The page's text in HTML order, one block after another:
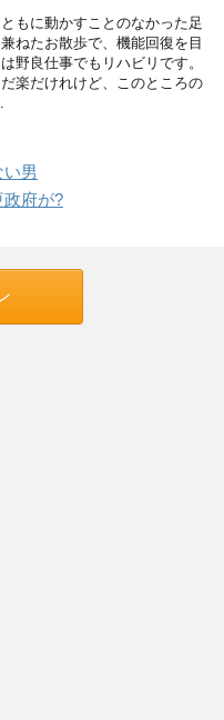
もに動かすことのなかった足
ねたお散歩で、機能回復を目
野良仕事でもリハビリです。
楽だけれけど、このところの
男
政府が?
ン